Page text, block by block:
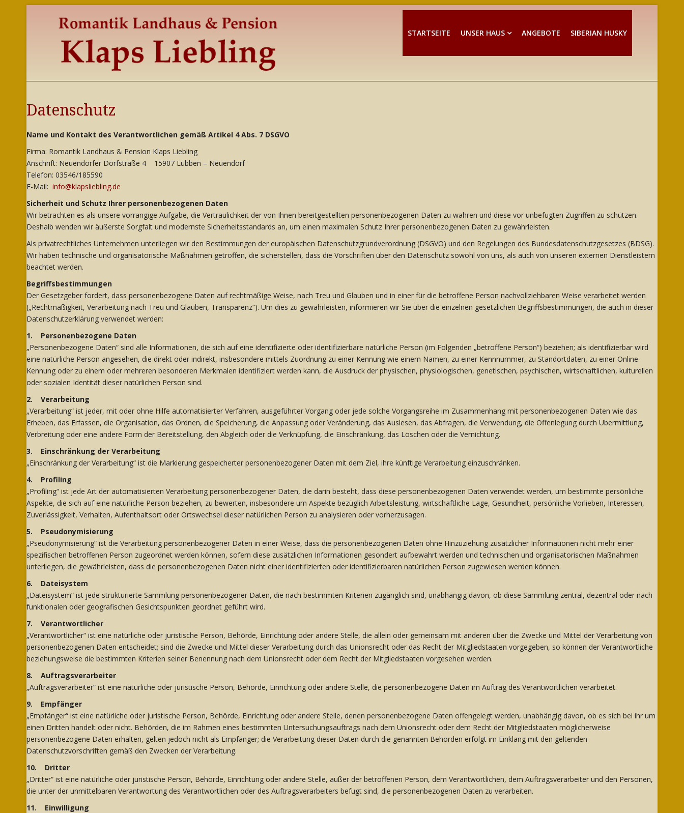
STARTSEITE UNSER HAUS ANGEBOTE SIBERIAN HUSKY
Datenschutz
Name und Kontakt des Verantwortlichen gemäß Artikel 4 Abs. 7 DSGVO
Firma: Romantik Landhaus & Pension Klaps Liebling
Anschrift: Neuendorfer Dorfstraße 4 15907 Lübben – Neuendorf
Telefon: 03546/185590
E-Mail: info@klapsliebling.de
Sicherheit und Schutz Ihrer personenbezogenen Daten
Wir betrachten es als unsere vorrangige Aufgabe, die Vertraulichkeit der von Ihnen bereitgestellten personenbezogenen Daten zu wahren und diese vor unbefugten Zugriffen zu schützen.
Deshalb wenden wir äußerste Sorgfalt und modernste Sicherheitsstandards an, um einen maximalen Schutz Ihrer personenbezogenen Daten zu gewährleisten.
Als privatrechtliches Unternehmen unterliegen wir den Bestimmungen der europäischen Datenschutzgrundverordnung (DSGVO) und den Regelungen des Bundesdatenschutzgesetzes (BDSG).
Wir haben technische und organisatorische Maßnahmen getroffen, die sicherstellen, dass die Vorschriften über den Datenschutz sowohl von uns, als auch von unseren externen Dienstleistern
beachtet werden.
Begriffsbestimmungen
Der Gesetzgeber fordert, dass personenbezogene Daten auf rechtmäßige Weise, nach Treu und Glauben und in einer für die betroffene Person nachvollziehbaren Weise verarbeitet werden
(„Rechtmäßigkeit, Verarbeitung nach Treu und Glauben, Transparenz“). Um dies zu gewährleisten, informieren wir Sie über die einzelnen gesetzlichen Begriffsbestimmungen, die auch in dieser
Datenschutzerklärung verwendet werden:
1. Personenbezogene Daten
„Personenbezogene Daten“ sind alle Informationen, die sich auf eine identifizierte oder identifizierbare natürliche Person (im Folgenden „betroffene Person“) beziehen; als identifizierbar wird
eine natürliche Person angesehen, die direkt oder indirekt, insbesondere mittels Zuordnung zu einer Kennung wie einem Namen, zu einer Kennnummer, zu Standortdaten, zu einer Online-
Kennung oder zu einem oder mehreren besonderen Merkmalen identifiziert werden kann, die Ausdruck der physischen, physiologischen, genetischen, psychischen, wirtschaftlichen, kulturellen
oder sozialen Identität dieser natürlichen Person sind.
2. Verarbeitung
„Verarbeitung“ ist jeder, mit oder ohne Hilfe automatisierter Verfahren, ausgeführter Vorgang oder jede solche Vorgangsreihe im Zusammenhang mit personenbezogenen Daten wie das
Erheben, das Erfassen, die Organisation, das Ordnen, die Speicherung, die Anpassung oder Veränderung, das Auslesen, das Abfragen, die Verwendung, die Offenlegung durch Übermittlung,
Verbreitung oder eine andere Form der Bereitstellung, den Abgleich oder die Verknüpfung, die Einschränkung, das Löschen oder die Vernichtung.
3. Einschränkung der Verarbeitung
„Einschränkung der Verarbeitung“ ist die Markierung gespeicherter personenbezogener Daten mit dem Ziel, ihre künftige Verarbeitung einzuschränken.
4. Profiling
„Profiling“ ist jede Art der automatisierten Verarbeitung personenbezogener Daten, die darin besteht, dass diese personenbezogenen Daten verwendet werden, um bestimmte persönliche
Aspekte, die sich auf eine natürliche Person beziehen, zu bewerten, insbesondere um Aspekte bezüglich Arbeitsleistung, wirtschaftliche Lage, Gesundheit, persönliche Vorlieben, Interessen,
Zuverlässigkeit, Verhalten, Aufenthaltsort oder Ortswechsel dieser natürlichen Person zu analysieren oder vorherzusagen.
5. Pseudonymisierung
„Pseudonymisierung“ ist die Verarbeitung personenbezogener Daten in einer Weise, dass die personenbezogenen Daten ohne Hinzuziehung zusätzlicher Informationen nicht mehr einer
spezifischen betroffenen Person zugeordnet werden können, sofern diese zusätzlichen Informationen gesondert aufbewahrt werden und technischen und organisatorischen Maßnahmen
unterliegen, die gewährleisten, dass die personenbezogenen Daten nicht einer identifizierten oder identifizierbaren natürlichen Person zugewiesen werden können.
6. Dateisystem
„Dateisystem“ ist jede strukturierte Sammlung personenbezogener Daten, die nach bestimmten Kriterien zugänglich sind, unabhängig davon, ob diese Sammlung zentral, dezentral oder nach
funktionalen oder geografischen Gesichtspunkten geordnet geführt wird.
7. Verantwortlicher
„Verantwortlicher“ ist eine natürliche oder juristische Person, Behörde, Einrichtung oder andere Stelle, die allein oder gemeinsam mit anderen über die Zwecke und Mittel der Verarbeitung von
personenbezogenen Daten entscheidet; sind die Zwecke und Mittel dieser Verarbeitung durch das Unionsrecht oder das Recht der Mitgliedstaaten vorgegeben, so können der Verantwortliche
beziehungsweise die bestimmten Kriterien seiner Benennung nach dem Unionsrecht oder dem Recht der Mitgliedstaaten vorgesehen werden.
8. Auftragsverarbeiter
„Auftragsverarbeiter“ ist eine natürliche oder juristische Person, Behörde, Einrichtung oder andere Stelle, die personenbezogene Daten im Auftrag des Verantwortlichen verarbeitet.
9. Empfänger
„Empfänger“ ist eine natürliche oder juristische Person, Behörde, Einrichtung oder andere Stelle, denen personenbezogene Daten offengelegt werden, unabhängig davon, ob es sich bei ihr um
einen Dritten handelt oder nicht. Behörden, die im Rahmen eines bestimmten Untersuchungsauftrags nach dem Unionsrecht oder dem Recht der Mitgliedstaaten möglicherweise
personenbezogene Daten erhalten, gelten jedoch nicht als Empfänger; die Verarbeitung dieser Daten durch die genannten Behörden erfolgt im Einklang mit den geltenden
Datenschutzvorschriften gemäß den Zwecken der Verarbeitung.
10. Dritter
„Dritter“ ist eine natürliche oder juristische Person, Behörde, Einrichtung oder andere Stelle, außer der betroffenen Person, dem Verantwortlichen, dem Auftragsverarbeiter und den Personen,
die unter der unmittelbaren Verantwortung des Verantwortlichen oder des Auftragsverarbeiters befugt sind, die personenbezogenen Daten zu verarbeiten.
11. Einwilligung